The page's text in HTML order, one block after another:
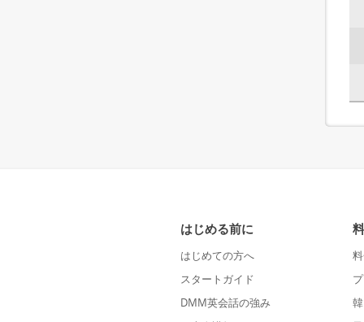
はじめる前に
はじめての方へ
スタートガイド
DMM英会話の強み